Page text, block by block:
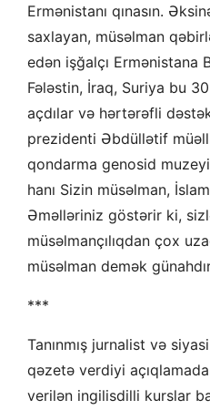
Ermənistanı qınasın.
saxlayan, müsəlman
edən işğalçı Ermənistana
Fələstin, İraq, Suriya bu
açdılar və hərtərəfli
prezidenti Əbdüllətif
qondarma genosid
hanı Sizin müsəlman,
Əməlləriniz göstərir ki,
müsəlmançılıqdan çox
müsəlman demək
***
Tanınmış jurnalist və
qəzetə verdiyi
verilən ingilisdilli kurslar